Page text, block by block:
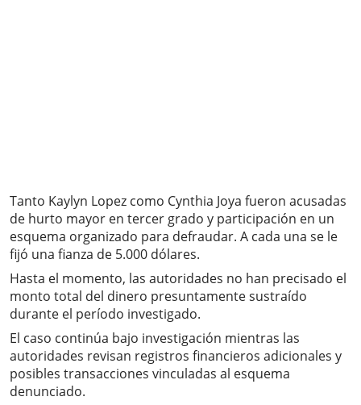
Tanto Kaylyn Lopez como Cynthia Joya fueron acusadas
de hurto mayor en tercer grado y participación en un
esquema organizado para defraudar. A cada una se le
fijó una fianza de 5.000 dólares.
Hasta el momento, las autoridades no han precisado el
monto total del dinero presuntamente sustraído
durante el período investigado.
El caso continúa bajo investigación mientras las
autoridades revisan registros financieros adicionales y
posibles transacciones vinculadas al esquema
denunciado.